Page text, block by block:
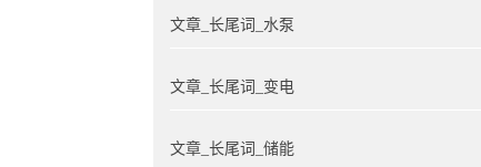
文章_长尾词_水泵
文章_长尾词_变电
文章_长尾词_储能